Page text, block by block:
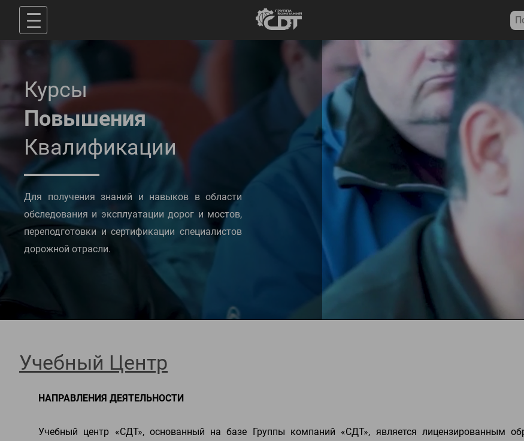
Курсы
Повышения
Квалификации
Для получения знаний и навыков в области
обследования и эксплуатации дорог и мостов,
переподготовки и сертификации специалистов
дорожной отрасли.
Учебный Центр
НАПРАВЛЕНИЯ ДЕЯТЕЛЬНОСТИ
Учебный центр «СДТ», основанный на базе Группы компаний «СДТ», является лицензированным